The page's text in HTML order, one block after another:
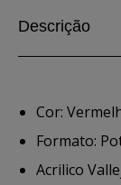
Descrição
Cor:
Formato:
Acrilico